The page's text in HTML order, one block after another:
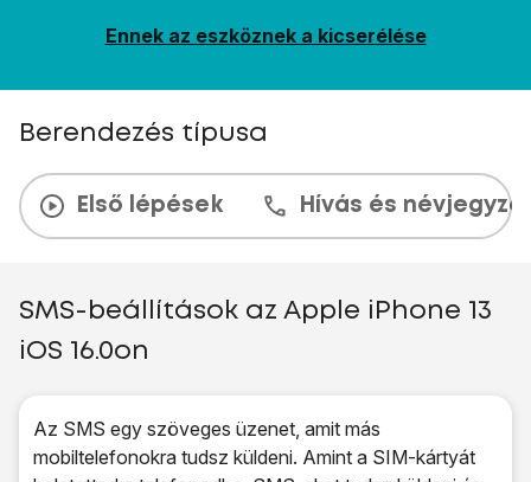
Ennek az eszköznek a kicserélése
Berendezés típusa
Első lépések Hívás és
SMS-beállítások az Apple iPhone 13
iOS 16.0on
Az SMS egy szöveges üzenet, amit más
mobiltelefonokra tudsz küldeni. Amint a SIM-kártyát